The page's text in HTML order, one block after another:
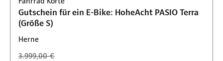
Gutschein für ein E-Bike: HoheAcht PASIO Terra
(Größe S)
Herne
3.999,00 €